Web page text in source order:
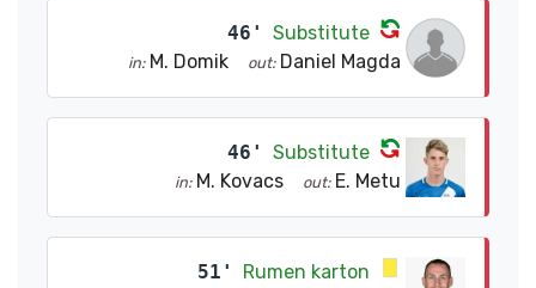
46' Substitute
in: M. Domik out: Daniel Magda
46' Substitute
in: M. Kovacs out: E. Metu
51'
Rumen karton